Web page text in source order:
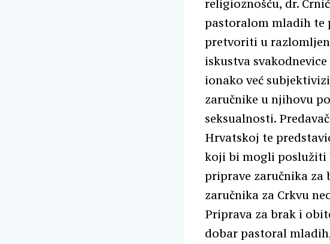
religioznošću, dr.
pastoralom mladih te
pretvoriti u
iskustva
ionako već
zaručnike u njihovu
seksualnosti.
Hrvatskoj te
koji bi mogli poslužiti
priprave zaručnika za
zaručnika za Crkvu
Priprava za brak i
dobar pastoral